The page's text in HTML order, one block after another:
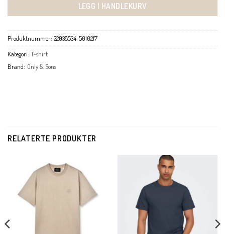
LEGG I HANDLEKURV
Produktnummer: 22038534-5010217
Kategori: T-shirt
Brand: Only & Sons
RELATERTE PRODUKTER